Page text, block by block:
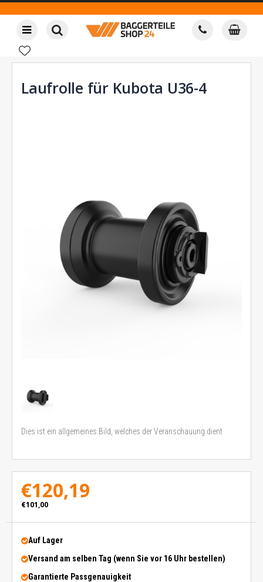
Laufrolle für Kubota U36-4
Dies ist ein allgemeines Bild, welches der Veranschauung dient
€120,19
€101,00
Auf Lager
Versand am selben Tag (wenn Sie vor 16 Uhr bestellen)
Garantierte Passgenauigkeit